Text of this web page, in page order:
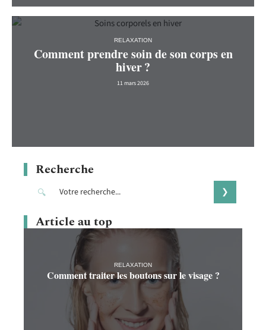
RELAXATION
Comment prendre soin de son corps en
hiver ?
11 mars 2026
Recherche
Article au top
RELAXATION
Comment traiter les boutons sur le visage ?